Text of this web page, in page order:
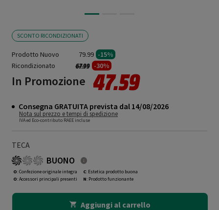
SCONTO RICONDIZIONATI
Prodotto Nuovo 79.99 -15%
Ricondizionato
Prezzo ridotto da
67.99a -30%
In Promozione 47.59
Consegna GRATUITA prevista dal 14/08/2026
Nota sul prezzo e tempi di spedizione
IVA ed Eco-contributo RAEE incluse
TECA
BUONO
O: Confezione originale integra
O: Accessori principali presenti
C: Estetica prodotto buona
N: Prodotto funzionante
Aggiungi al carrello